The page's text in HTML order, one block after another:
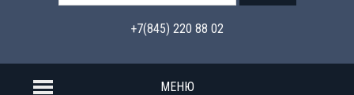
+7(845) 220 88 02
МЕНЮ